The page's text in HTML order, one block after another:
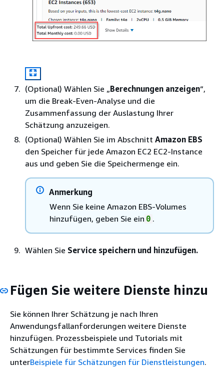
(Optional) Wählen Sie „Berechnungen anzeigen“,
um die Break-Even-Analyse und die
Zusammenfassung der Auslastung Ihrer
Schätzung anzuzeigen.
(Optional) Wählen Sie im Abschnitt Amazon EBS
den Speicher für jede Amazon EC2 EC2-Instance
aus und geben Sie die Speichermenge ein.
Anmerkung
Wenn Sie keine Amazon EBS-Volumes
hinzufügen, geben Sie ein 0 .
Wählen Sie Service speichern und hinzufügen.
Fügen Sie weitere Dienste hinzu
Sie können Ihrer Schätzung je nach Ihren
Anwendungsfallanforderungen weitere Dienste
hinzufügen. Prozessbeispiele und Tutorials mit
Schätzungen für bestimmte Services finden Sie
unterBeispiele für Schätzungen für Dienstleistungen.